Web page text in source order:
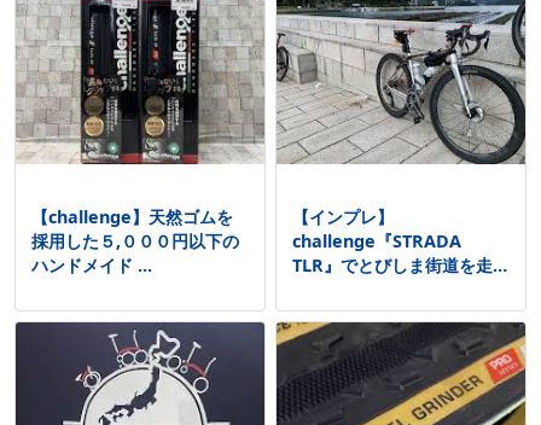
【challenge】天然ゴムを
採用した５,０００円以下の
ハンドメイド ...
【インプレ】
challenge『STRADA
TLR』でとびしま街道を走っ